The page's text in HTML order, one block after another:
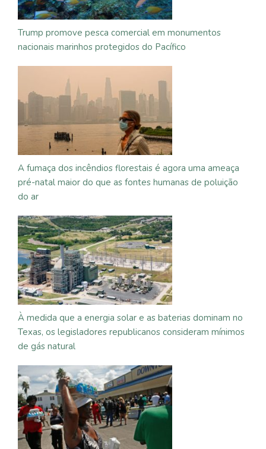
Trump promove pesca comercial em monumentos
nacionais marinhos protegidos do Pacífico
A fumaça dos incêndios florestais é agora uma ameaça
pré-natal maior do que as fontes humanas de poluição
do ar
À medida que a energia solar e as baterias dominam no
Texas, os legisladores republicanos consideram mínimos
de gás natural